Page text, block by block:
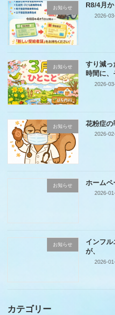
お知らせ R8/4月
2026-
お知らせ
すり減っ
時間に、
2026-
お知らせ 花粉症の
2026-
お知らせ ホームペ
2026-
お知らせ
インフ
が、
2026-
カテゴリー